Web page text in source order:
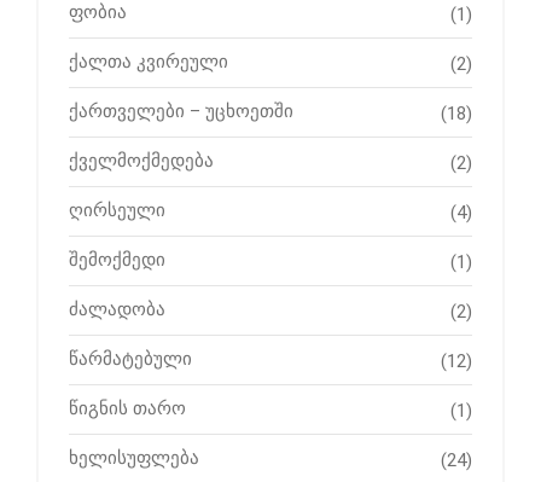
ფობია (1)
ქალთა კვირეული (2)
ქართველები – უცხოეთში (18)
ქველმოქმედება (2)
ღირსეული (4)
შემოქმედი (1)
ძალადობა (2)
წარმატებული (12)
წიგნის თარო (1)
ხელისუფლება (24)